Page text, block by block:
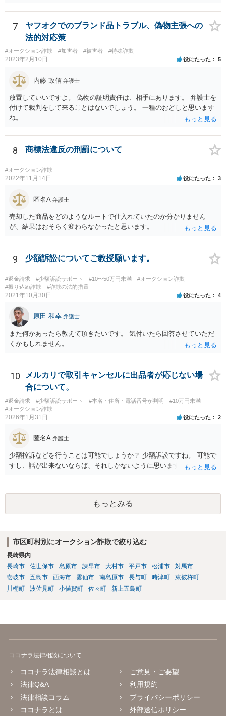
についてはできるだけ伏せる形の方が良いかと存じます。今回の場合
でいえば、あなたの本名を名乗らなくともフリマアプリ上のアカウン
ポイントは相手から聞いた弁護士の連絡先ではなりすましたニセ弁護
ージで検索して表示された電話番号にかけて確認することです。 いず
れにせよ、先方に対して個人情報を不用意に開示することはおすすめ
しません。弁護士に電話する際も基本的には非通知でかけて電話番号
等は教えない方が良いかと存じます。
メールである場合は弁護士会照会で判明する可能性がありますが、見
通しや費用感については弁護士へ直接おたずねいただいた方がよいで
しょう。
7
ヤフオクでのブランド品トラブル、偽物主張への
法的対応策
#オークション詐欺 #加害者 #被害者 #特殊詐欺
2023年2月10日 役にたった 5
内藤 政信 弁護士
放置していいですよ。 偽物の証明責任は、相手にあります。 弁護士を
付けて裁判をして来ることはないでしょう。 一種のおどしと思います
ね。
8 商標法違反の刑罰について
#オークション詐欺
2022年11月14日 役にたった 3
匿名A 弁護士
売却した商品をどのようなルートで仕入れていたのか分かりません
が、結果はおそらく変わらなかったと思います。
9 少額訴訟についてご教授願います。
#返金請求 #少額訴訟サポート #10〜50万円未満
#オークション詐欺
#振り込め詐欺
#詐欺の法的措置
2021年10月30日 役にたった 4
原田 和幸 弁護士
また何かあったら教えて頂きたいです。 気付いたら回答させていただ
くかもしれません。
10
メルカリで取引キャンセルに出品者が応じない場
合について。
#返金請求 #少額訴訟サポート #本名・住所・電話番号が判明
#10万円未満
#オークション詐欺
2026年1月31日 役にたった 2
匿名A 弁護士
少額控訴などを行うことは可能でしょうか？ 少額訴訟ですね。 可能で
すし、話が出来ないならば、それしかないように思います。
もっとみる
市区町村別にオークション詐欺で絞り込む
長崎県内
長崎市
佐世保市 島原市 諫早市 大村市 平戸市 松浦市
対馬市
壱岐市
五島市 西海市 雲仙市 南島原市 長与町 時津町
東彼杵町
川棚町
波佐見町 小値賀町 佐々町 新上五島町
ココナラ法律相談について
ココナラ法律相談とは
法律Q&A
法律相談コラム
ココナラとは
ご意見・ご要望
利用規約
プライバシーポリシー
外部送信ポリシー